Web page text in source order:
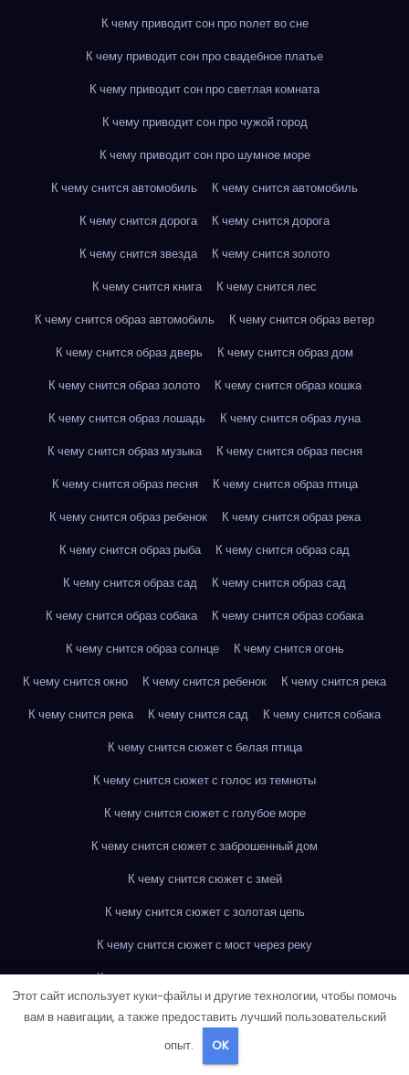
К чему приводит сон про полет во сне
К чему приводит сон про свадебное платье
К чему приводит сон про светлая комната
К чему приводит сон про чужой город
К чему приводит сон про шумное море
К чему снится автомобиль
К чему снится автомобиль
К чему снится дорога
К чему снится дорога
К чему снится звезда
К чему снится золото
К чему снится книга
К чему снится лес
К чему снится образ автомобиль
К чему снится образ ветер
К чему снится образ дверь
К чему снится образ дом
К чему снится образ золото
К чему снится образ кошка
К чему снится образ лошадь
К чему снится образ луна
К чему снится образ музыка
К чему снится образ песня
К чему снится образ песня
К чему снится образ птица
К чему снится образ ребенок
К чему снится образ река
К чему снится образ рыба
К чему снится образ сад
К чему снится образ сад
К чему снится образ сад
К чему снится образ собака
К чему снится образ собака
К чему снится образ солнце
К чему снится огонь
К чему снится окно
К чему снится ребенок
К чему снится река
К чему снится река
К чему снится сад
К чему снится собака
К чему снится сюжет с белая птица
К чему снится сюжет с голос из темноты
К чему снится сюжет с голубое море
К чему снится сюжет с заброшенный дом
К чему снится сюжет с змей
К чему снится сюжет с золотая цепь
К чему снится сюжет с мост через реку
К чему снится сюжет с мост через реку
К чему снится сюжет с огромный город
К чему снится сюжет с падающая звезда
Этот сайт использует куки-файлы и другие технологии, чтобы помочь
вам в навигации, а также предоставить лучший пользовательский
опыт.
OK